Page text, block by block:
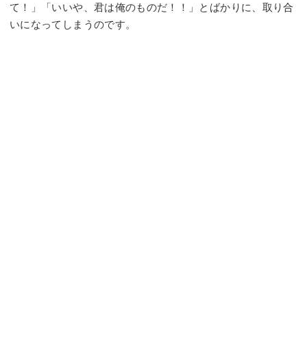
て！」「いいや、君は俺のものだ！！」とばかりに、取り合
いになってしまうのです。